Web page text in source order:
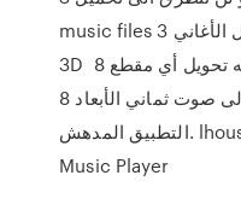
music files طريقة تحويل الأغاني 3D قم بصناعة صوت
3D 8 كانون الثاني (يناير) 2019 طريقه تحويل أي مقطع
موسيقي إلى صوت ثماني الأبعاد 8D باستعمال هذا
التطبيق المدهش. lhoussain رابط تحميل التطبيق: 8D